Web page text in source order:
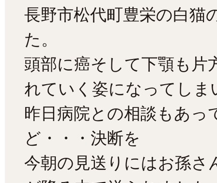
長野市松代町豊栄の白猫
た。
頭部に癌そして下顎も片
れていく姿になってしま
昨日病院との相談もあ
ど・・・決断を
今朝の見送りにはお孫さ